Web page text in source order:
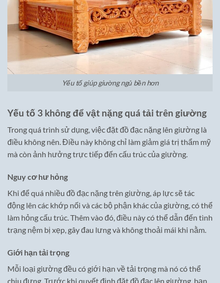
Yếu tố giúp giường ngủ bền hơn
Yếu tố 3 không để vật nặng quá tải trên giường
Trong quá trình sử dụng, việc đặt đồ đạc nặng lên giường là
điều không nên. Điều này không chỉ làm giảm giá trị thẩm mỹ
mà còn ảnh hưởng trực tiếp đến cấu trúc của giường.
Nguy cơ hư hỏng
Khi để quá nhiều đồ đạc nặng trên giường, áp lực sẽ tác
động lên các khớp nối và các bộ phận khác của giường, có thể
làm hỏng cấu trúc. Thêm vào đó, điều này có thể dẫn đến tình
trạng nệm bị xẹp, gây đau lưng và không thoải mái khi nằm.
Giới hạn tải trọng
Mỗi loại giường đều có giới hạn về tải trọng mà nó có thể
chịu đựng. Trước khi quyết định đặt đồ đạc lên giường, bạn